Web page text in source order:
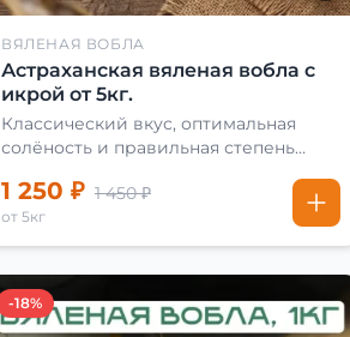
ВЯЛЕНАЯ ВОБЛА
Астраханская вяленая вобла с
икрой от 5кг.
Классический вкус, оптимальная
солёность и правильная степень
1 250 ₽ 1 450 ₽
от 5кг
-18%